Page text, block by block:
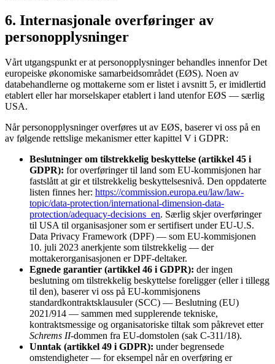
6. Internasjonale overføringer av
personopplysninger
Vårt utgangspunkt er at personopplysninger behandles innenfor Det
europeiske økonomiske samarbeidsområdet (EØS). Noen av
databehandlerne og mottakerne som er listet i avsnitt 5, er imidlertid
etablert eller har morselskaper etablert i land utenfor EØS — særlig
USA.
Når personopplysninger overføres ut av EØS, baserer vi oss på en
av følgende rettslige mekanismer etter kapittel V i GDPR:
Beslutninger om tilstrekkelig beskyttelse (artikkel 45 i
GDPR): for overføringer til land som EU-kommisjonen har
fastslått at gir et tilstrekkelig beskyttelsesnivå. Den oppdaterte
listen finnes her: https://commission.europa.eu/law/law-
topic/data-protection/international-dimension-data-
protection/adequacy-decisions_en. Særlig skjer overføringer
til USA til organisasjoner som er sertifisert under EU-U.S.
Data Privacy Framework (DPF) — som EU-kommisjonen
10. juli 2023 anerkjente som tilstrekkelig — der
mottakerorganisasjonen er DPF-deltaker.
Egnede garantier (artikkel 46 i GDPR): der ingen
beslutning om tilstrekkelig beskyttelse foreligger (eller i tillegg
til den), baserer vi oss på EU-kommisjonens
standardkontraktsklausuler (SCC) — Beslutning (EU)
2021/914 — sammen med supplerende tekniske,
kontraktsmessige og organisatoriske tiltak som påkrevet etter
Schrems II-dommen fra EU-domstolen (sak C-311/18).
Unntak (artikkel 49 i GDPR): under begrensede
omstendigheter — for eksempel når en overføring er